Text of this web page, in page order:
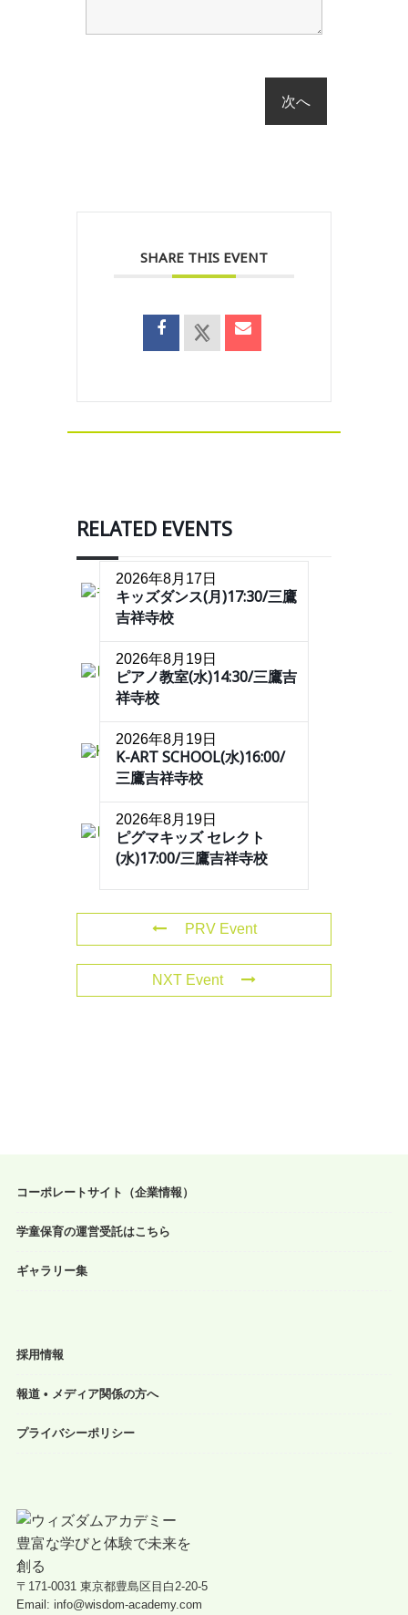
SHARE THIS EVENT
RELATED EVENTS
2026年8月17日
キッズダンス(月)17:30/三鷹
吉祥寺校
2026年8月19日
ピアノ教室(水)14:30/三鷹吉
祥寺校
2026年8月19日
K-ART SCHOOL(水)16:00/
三鷹吉祥寺校
2026年8月19日
ピグマキッズ セレクト
(水)17:00/三鷹吉祥寺校
PRV Event
NXT Event
コーポレートサイト（企業情報）
学童保育の運営受託はこちら
ギャラリー集
採用情報
報道 • メディア関係の方へ
プライバシーポリシー
〒171-0031 東京都豊島区目白2-20-5
Email: info@wisdom-academy.com